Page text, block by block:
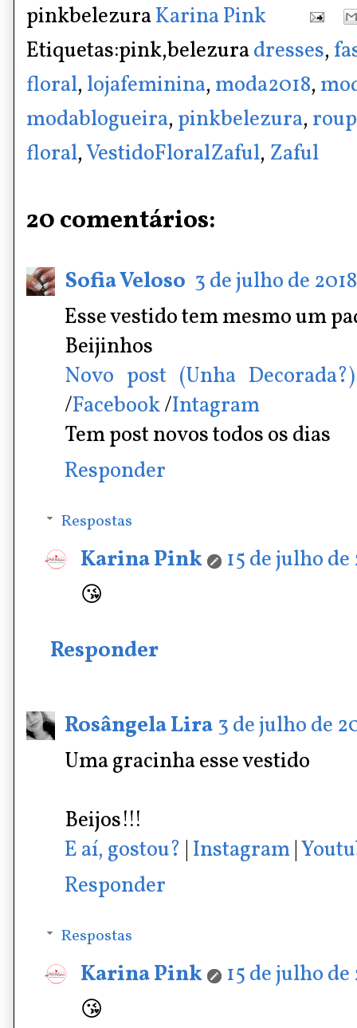
pinkbelezuraKarina Pink
Etiquetas:pink,belezuradresses,
floral, lojafeminina, moda2018,
modablogueira, pinkbelezura,
floral,VestidoFloralZaful, Zaful
20 comentários:
Sofia Veloso 3 de julho de
Esse vestido tem mesmo um
Beijinhos
Novo post (Unha Decorada?)
/Facebook/Intagram
Tem post novos todos os dias
Responder
Respostas
Karina Pink
15 de julho de
😘
Responder
Rosângela Lira3 de julho de
Uma gracinha esse vestido
Beijos!!!
E aí, gostou? | Instagram|
Responder
Respostas
Karina Pink
15 de julho de
😘